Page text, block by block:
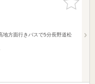
りに追加
地方面行きバスで5分長野道松